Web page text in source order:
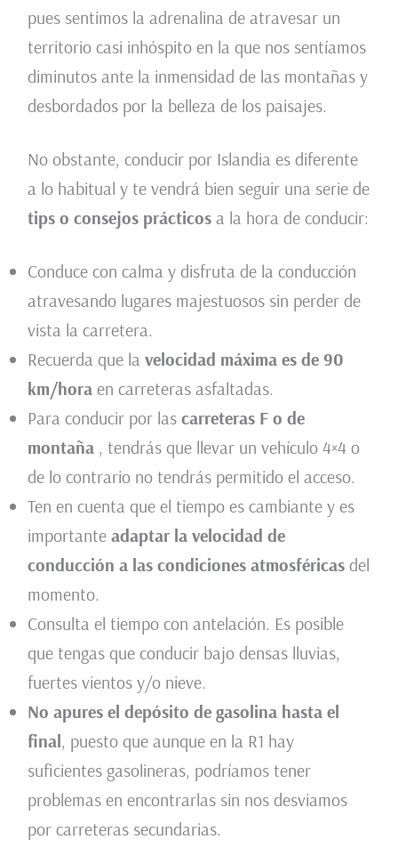
pues sentimos la adrenalina de atravesar un
territorio casi inhóspito en la que nos sentíamos
diminutos ante la inmensidad de las montañas y
desbordados por la belleza de los paisajes.
No obstante, conducir por Islandia es diferente
a lo habitual y te vendrá bien seguir una serie de
tips o consejos prácticos a la hora de conducir:
Conduce con calma y disfruta de la conducción
atravesando lugares majestuosos sin perder de
vista la carretera.
Recuerda que la velocidad máxima es de 90
km/hora en carreteras asfaltadas.
Para conducir por lascarreteras F o de
montaña, tendrás que llevar un vehículo 4×4 o
de lo contrario no tendrás permitido el acceso.
Ten en cuenta que el tiempo es cambiante y es
importante adaptar la velocidad de
conducción a las condiciones atmosféricas del
momento.
Consulta el tiempo con antelación. Es posible
que tengas que conducir bajo densas lluvias,
fuertes vientos y/o nieve.
No apures el depósito de gasolina hasta el
final, puesto que aunque en la R1 hay
suficientes gasolineras, podríamos tener
problemas en encontrarlas sin nos desviamos
por carreteras secundarias.